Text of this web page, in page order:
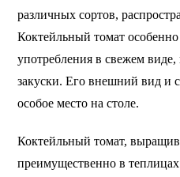
различных сортов,
Коктейльный томат
употребления в свежем виде,
закуски. Его внешний вид и
особое место на столе.
Коктейльный томат,
преимущественно в